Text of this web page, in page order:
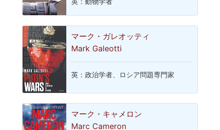
マーク・ガレオッティ
Mark Galeotti
英：政治学者、ロシア問題専門家
マーク・キャメロン
Marc Cameron